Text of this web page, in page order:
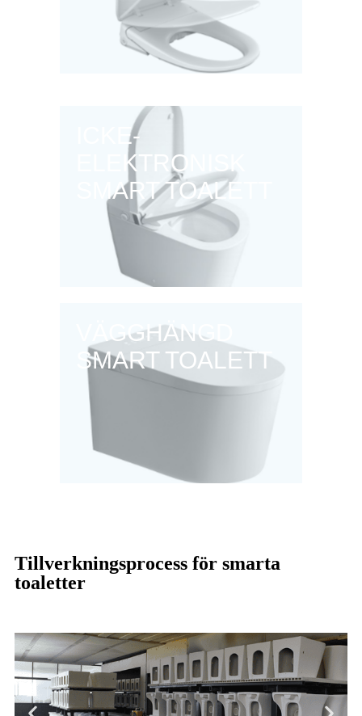
ICKE-
ELEKTRONISK
SMART TOALETT
VÄGGHÄNGD
SMART TOALETT
Tillverkningsprocess för smarta
toaletter